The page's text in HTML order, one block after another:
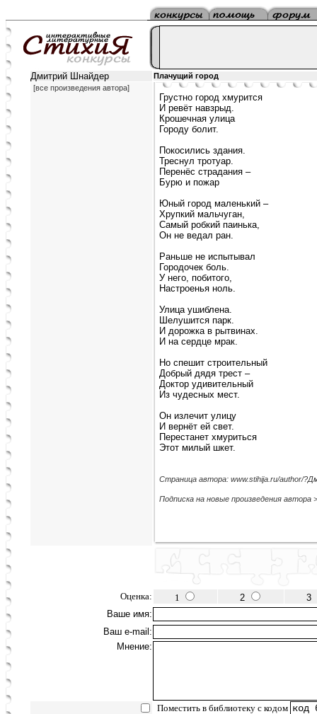
Дмитрий Шнайдер
Плачущий город
[все произведения автора]
Грустно город хмурится
И ревёт навзрыд.
Крошечная улица
Городу болит.
Покосились здания.
Треснул тротуар.
Перенёс страдания –
Бурю и пожар
Юный город маленький –
Хрупкий мальчуган,
Самый робкий паинька,
Он не ведал ран.
Раньше не испытывал
Городочек боль.
У него, побитого,
Настроенья ноль.
Улица ушиблена.
Шелушится парк.
И дорожка в рытвинах.
И на сердце мрак.
Но спешит строительный
Добрый дядя трест –
Доктор удивительный
Из чудесных мест.
Он излечит улицу
И вернёт ей свет.
Перестанет хмуриться
Этот милый шкет.
Страница автора: www.stihija.ru/author/
Подписка на новые произведения автора
Оценка: 1 2
3
Ваше имя:
Ваш e-mail:
Мнение:
Поместить в библиотеку с кодом